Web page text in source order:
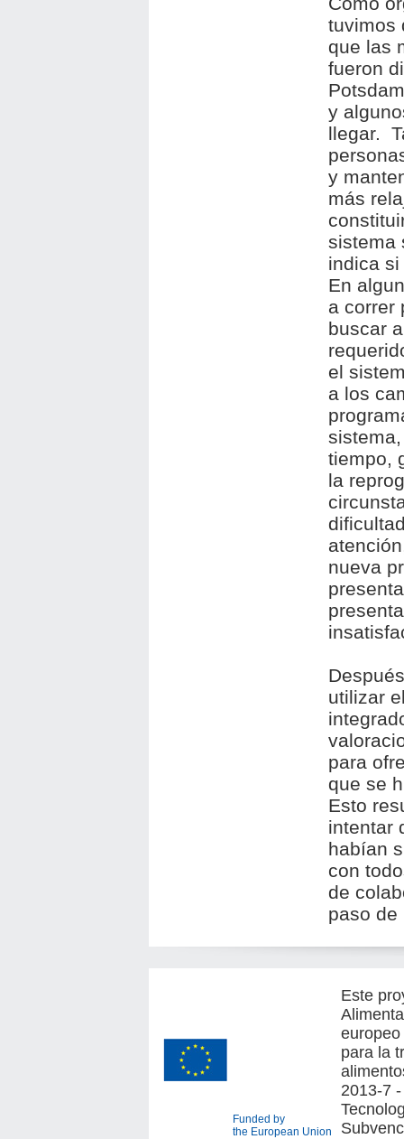
tuvimos
que las
fueron
y
llegar.
y
más
sistema
indica
En
a correr
buscar
el
a los
tiempo,
la
nueva
utilizar
para
que se
Esto
intentar
habían
con
de
paso de
Funded by
the European Union
Este
para la
2013-7